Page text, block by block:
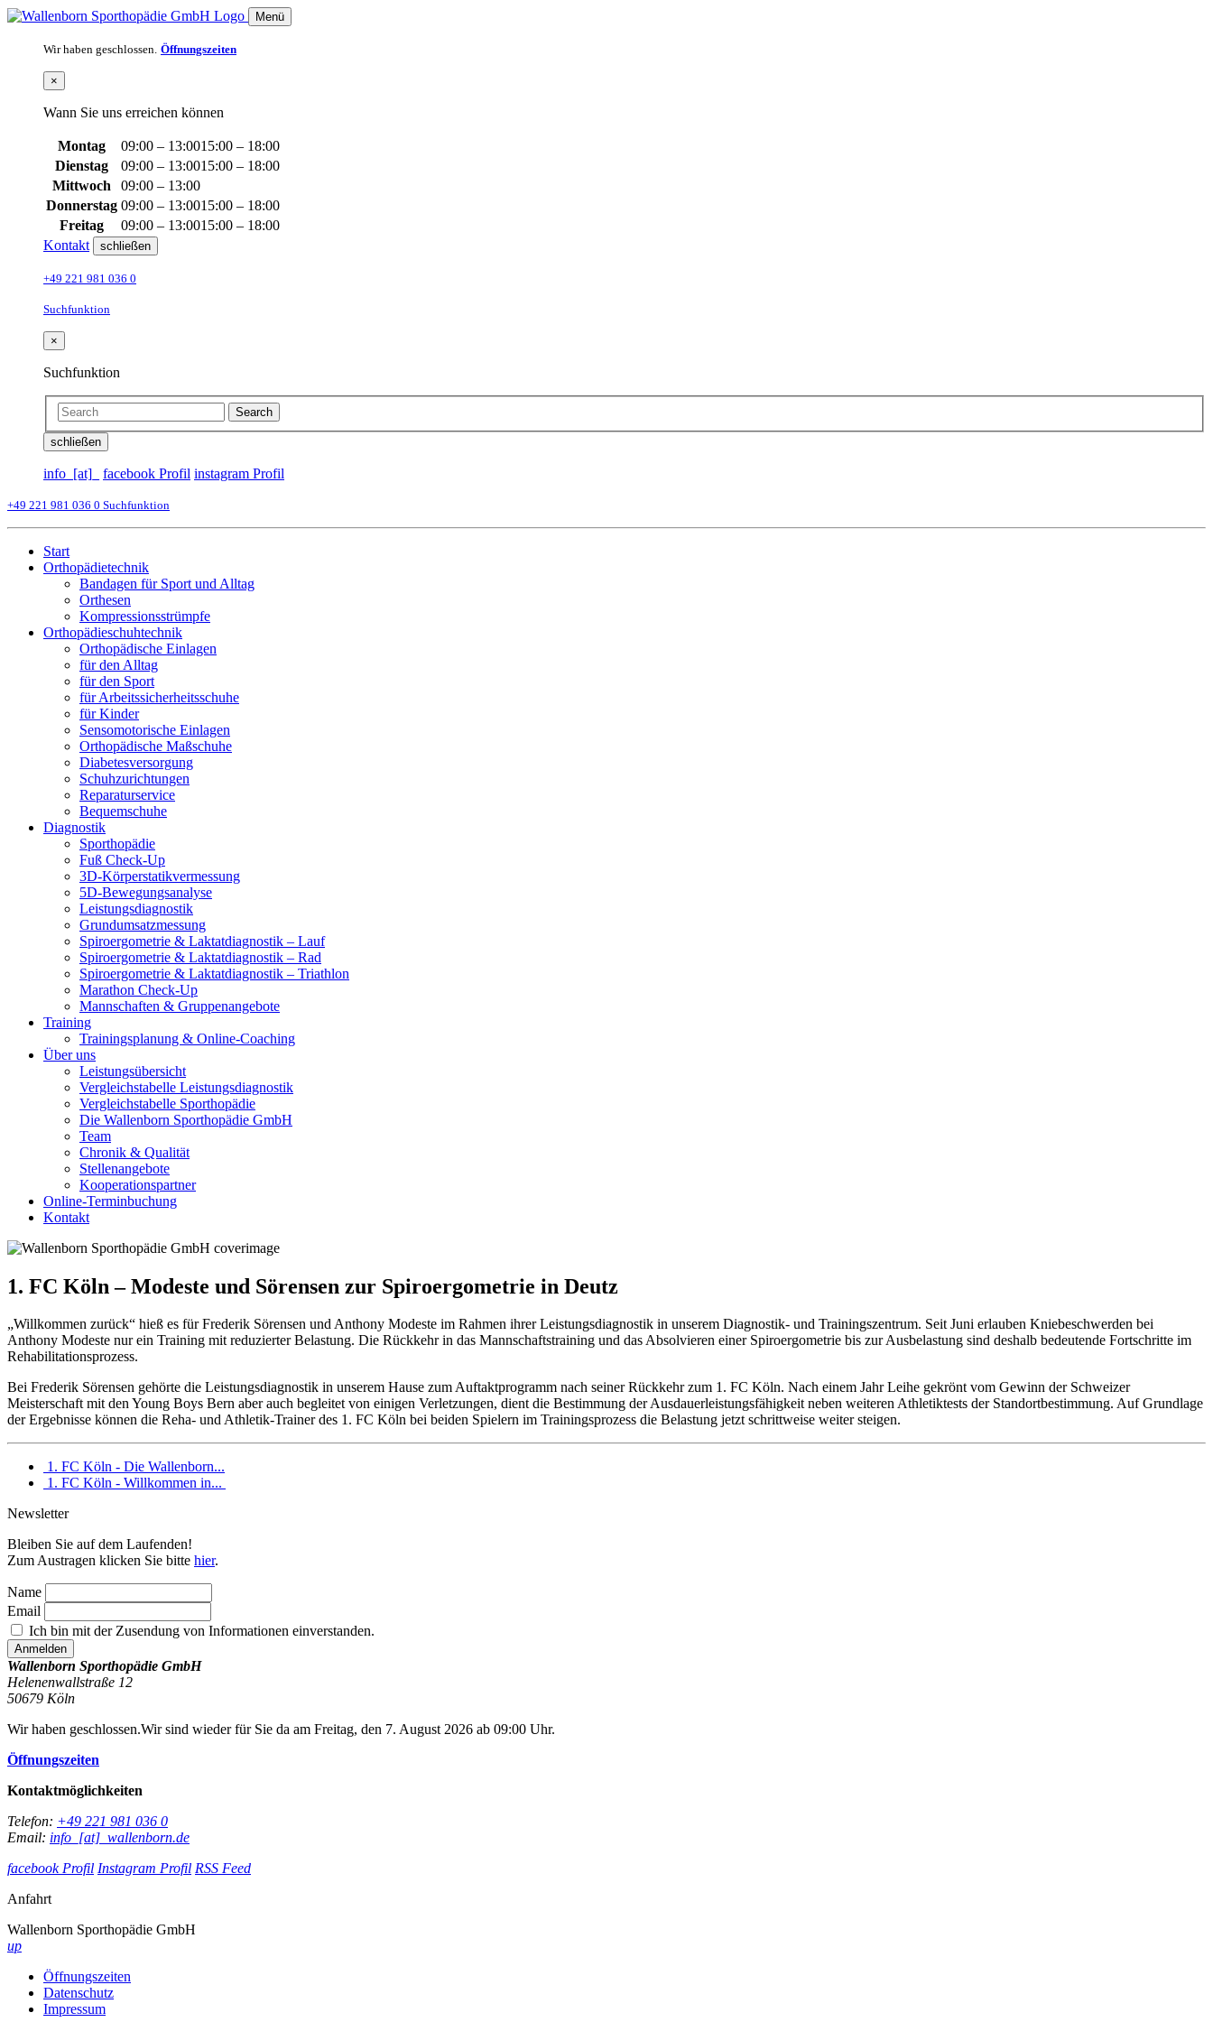
Menü
Wir haben geschlossen. Öffnungszeiten
×
Wann Sie uns erreichen können
Montag 09:00 – 13:0015:00 – 18:00
Dienstag
09:00 – 13:0015:00 – 18:00
Mittwoch
09:00 – 13:00
Donnerstag 09:00 – 13:0015:00 – 18:00
Freitag
09:00 – 13:0015:00 – 18:00
Kontakt
schließen
+49 221 981 036 0
Suchfunktion
×
Suchfunktion
Search
schließen
info_[at]_ facebook Profil instagram Profil
+49 221 981 036 0 Suchfunktion
Start
Orthopädietechnik
Bandagen für Sport und Alltag
Orthesen
Kompressionsstrümpfe
Orthopädieschuhtechnik
Orthopädische Einlagen
für den Alltag
für den Sport
für Arbeitssicherheitsschuhe
für Kinder
Sensomotorische Einlagen
Orthopädische Maßschuhe
Diabetesversorgung
Schuhzurichtungen
Reparaturservice
Bequemschuhe
Diagnostik
Sporthopädie
Fuß Check-Up
3D-Körperstatikvermessung
5D-Bewegungsanalyse
Leistungsdiagnostik
Grundumsatzmessung
Spiroergometrie & Laktatdiagnostik – Lauf
Spiroergometrie & Laktatdiagnostik – Rad
Spiroergometrie & Laktatdiagnostik – Triathlon
Marathon Check-Up
Mannschaften & Gruppenangebote
Training
Trainingsplanung & Online-Coaching
Über uns
Leistungsübersicht
Vergleichstabelle Leistungsdiagnostik
Vergleichstabelle Sporthopädie
Die Wallenborn Sporthopädie GmbH
Team
Chronik & Qualität
Stellenangebote
Kooperationspartner
Online-Terminbuchung
Kontakt
1. FC Köln – Modeste und Sörensen zur Spiroergometrie in Deutz
„Willkommen zurück“ hieß es für Frederik Sörensen und Anthony Modeste im Rahmen ihrer Leistungsdiagnostik in unserem Diagnostik- und Trainingszentrum. Seit Juni erlauben Kniebeschwerden bei
Anthony Modeste nur ein Training mit reduzierter Belastung. Die Rückkehr in das Mannschaftstraining und das Absolvieren einer Spiroergometrie bis zur Ausbelastung sind deshalb bedeutende Fortschritte im
Rehabilitationsprozess.
Bei Frederik Sörensen gehörte die Leistungsdiagnostik in unserem Hause zum Auftaktprogramm nach seiner Rückkehr zum 1. FC Köln. Nach einem Jahr Leihe gekrönt vom Gewinn der Schweizer
Meisterschaft mit den Young Boys Bern aber auch begleitet von einigen Verletzungen, dient die Bestimmung der Ausdauerleistungsfähigkeit neben weiteren Athletiktests der Standortbestimmung. Auf Grundlage
der Ergebnisse können die Reha- und Athletik-Trainer des 1. FC Köln bei beiden Spielern im Trainingsprozess die Belastung jetzt schrittweise weiter steigen.
1. FC Köln - Die Wallenborn...
1. FC Köln - Willkommen in...
Newsletter
Bleiben Sie auf dem Laufenden!
Zum Austragen klicken Sie bitte hier.
Name
Email
Ich bin mit der Zusendung von Informationen einverstanden.
Wallenborn Sporthopädie GmbH
Helenenwallstraße 12
50679 Köln
Wir haben geschlossen.Wir sind wieder für Sie da am Freitag, den 7. August 2026 ab 09:00 Uhr.
Öffnungszeiten
Kontaktmöglichkeiten
Telefon: +49 221 981 036 0
Email: info_[at]_wallenborn.de
facebook Profil Instagram Profil RSS Feed
Anfahrt
Wallenborn Sporthopädie GmbH
up
Öffnungszeiten
Datenschutz
Impressum